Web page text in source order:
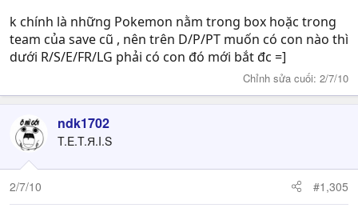
k chính là những Pokemon nằm trong box hoặc trong
team của save cũ , nên trên D/P/PT muốn có con nào thì
dưới R/S/E/FR/LG phải có con đó mới bắt đc =]
Chỉnh sửa cuối: 2/7/10
ndk1702
T.E.T.Я.I.S
2/7/10 #1,305